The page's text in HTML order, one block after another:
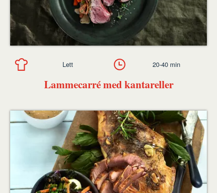
Lammecarré med kantareller
Lett 20-40 min